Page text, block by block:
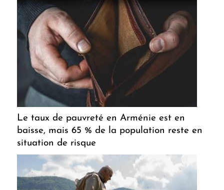
Le taux de pauvreté en Arménie est en
baisse, mais 65 % de la population reste en
situation de risque